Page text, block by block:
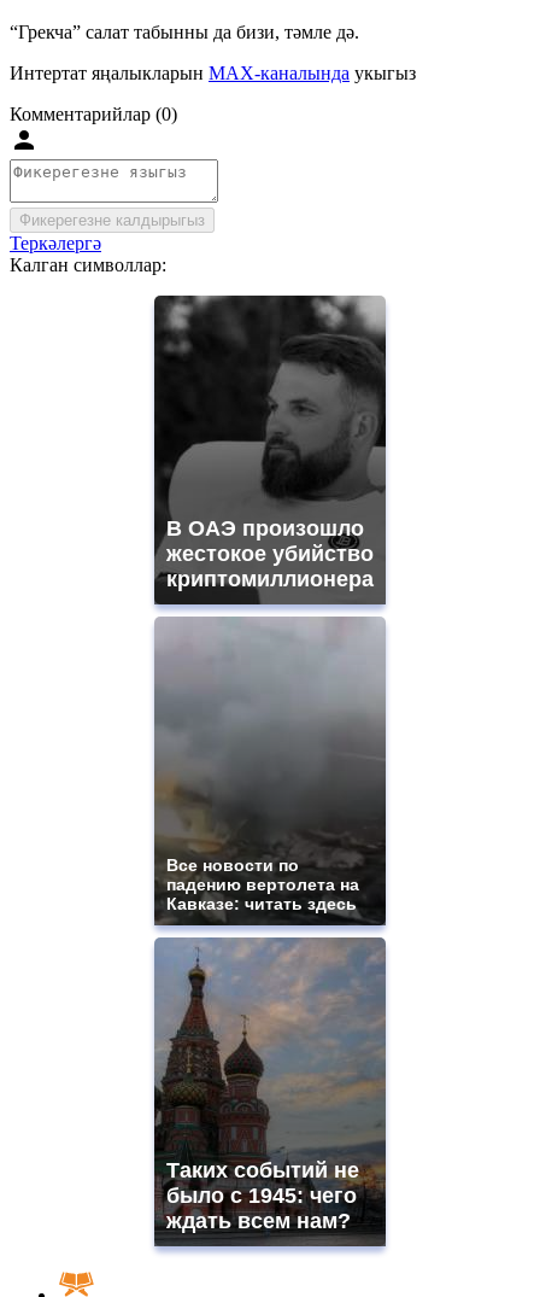
“Грекча” салат табынны да бизи, тәмле дә.
Интертат яңалыкларын MAX-каналында укыгыз
Комментарийлар (0)
Фикерегезне калдырыгыз
Теркәлергә
Калган символлар:
В ОАЭ произошло
жестокое убийство
криптомиллионера
Все новости по
падению вертолета на
Кавказе: читать здесь
Таких событий не
было с 1945: чего
ждать всем нам?